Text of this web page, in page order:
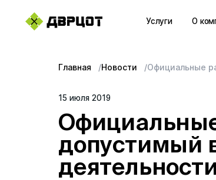
Услуги
О компании
Последние
Услуги О
Главная Новости Официальные
15 июля 2019
допустимый